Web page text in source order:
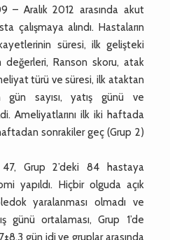
– Aralık 2012 arasında akut
çalışmaya alındı. Hastaların
süresi, ilk gelişteki
Ranson skoru, atak
türü ve süresi, ilk ataktan
sayısı, yatış günü ve
Ameliyatlarını ilk iki haftada
sonrakiler geç (Grup 2)
47, Grup 2’deki 84 hastaya
yapıldı. Hiçbir olguda açık
yaralanması olmadı ve
günü ortalaması, Grup 1’de
gün idi ve gruplar arasında